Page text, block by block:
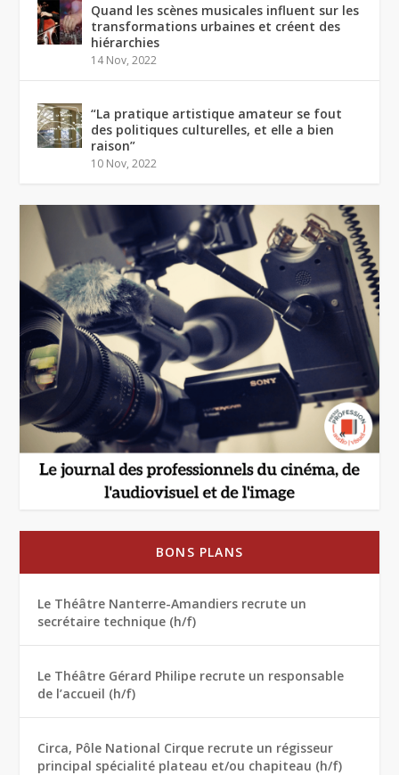
Quand les scènes musicales influent sur les
transformations urbaines et créent des
hiérarchies
14 Nov, 2022
“La pratique artistique amateur se fout
des politiques culturelles, et elle a bien
raison”
10 Nov, 2022
BONS PLANS
Le Théâtre Nanterre-Amandiers recrute un
secrétaire technique (h/f)
Le Théâtre Gérard Philipe recrute un responsable
de l’accueil (h/f)
Circa, Pôle National Cirque recrute un régisseur
principal spécialité plateau et/ou chapiteau (h/f)